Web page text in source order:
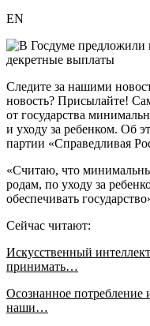
EN
Следите за нашими
новость? Присылайте!
от государства
и уходу за ребенком. Об
партии «Справедливая
«Считаю, что
родам, по уходу за
обеспечивать
Сейчас читают:
Искусственный
принимать…
Осознанное
наши…